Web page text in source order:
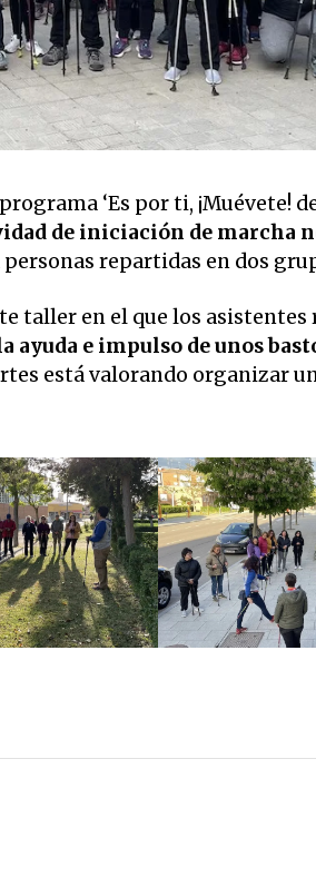
‘Es por ti, ¡Muévete!
de iniciación de marcha
repartidas en dos
taller en el que los asistentes
ayuda e impulso de unos
está valorando organizar